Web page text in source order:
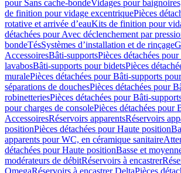
pour Sans cache-bondeVidages pour
de finition pour vidage excentriquePièces
rotative et arrivée d’eauKits de finition pour
détachées pour Avec déclenchement par
bondeTésSystèmes d’installation et de rinçage
AccessoiresBâti-supportsPièces détachées
lavabosBâti-supports pour bidetsPièces
muralePièces détachées pour Bâti-supports
séparations de douchesPièces détachées pour
robinetteriesPièces détachées pour Bâti-
pour charges de consolePièces détachées pour
AccessoiresRéservoirs apparentsRéservoirs
positionPièces détachées pour Haute position
apparents pour WC, en céramique sanitaire
détachées pour Haute positionBasse et
modérateurs de débitRéservoirs à encastrer
OmegaRéservoirs à encastrer DeltaPièces